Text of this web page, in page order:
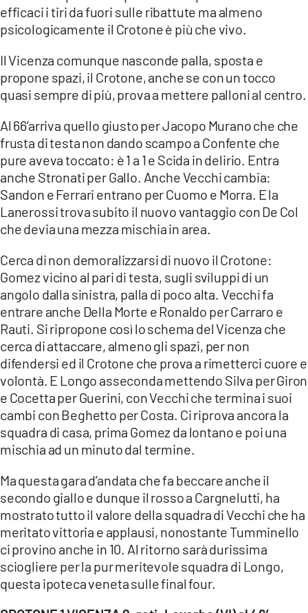
efficaci i tiri da fuori sulle ribattute ma almeno
psicologicamente il Crotone è più che vivo.
Il Vicenza comunque nasconde palla, sposta e
propone spazi, il Crotone, anche se con un tocco
quasi sempre di più, prova a mettere palloni al centro.
Al 66’arriva quello giusto per Jacopo Murano che che
frusta di testa non dando scampo a Confente che
pure aveva toccato: è 1 a 1 e Scida in delirio. Entra
anche Stronati per Gallo. Anche Vecchi cambia:
Sandon e Ferrari entrano per Cuomo e Morra. E la
Lanerossi trova subito il nuovo vantaggio con De Col
che devia una mezza mischia in area.
Cerca di non demoralizzarsi di nuovo il Crotone:
Gomez vicino al pari di testa, sugli sviluppi di un
angolo dalla sinistra, palla di poco alta. Vecchi fa
entrare anche Della Morte e Ronaldo per Carraro e
Rauti. Si ripropone così lo schema del Vicenza che
cerca di attaccare, almeno gli spazi, per non
difendersi ed il Crotone che prova a rimetterci cuore e
volontà. E Longo asseconda mettendo Silva per Giron
e Cocetta per Guerini, con Vecchi che termina i suoi
cambi con Beghetto per Costa. Ci riprova ancora la
squadra di casa, prima Gomez da lontano e poi una
mischia ad un minuto dal termine.
Ma questa gara d’andata che fa beccare anche il
secondo giallo e dunque il rosso a Cargnelutti, ha
mostrato tutto il valore della squadra di Vecchi che ha
meritato vittoria e applausi, nonostante Tumminello
ci provino anche in 10. Al ritorno sarà durissima
sciogliere per la pur meritevole squadra di Longo,
questa ipoteca veneta sulle final four.